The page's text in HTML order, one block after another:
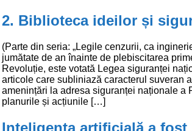
2. Biblioteca ideilor și
(Parte din seria: „Legile cenzurii, ca
jumătate de an înainte de plebiscitarea
Revoluție, este votată Legea siguranței
articole care subliniază caracterul suveran
amenințări la adresa siguranței naționale a
planurile și acțiunile […]
Inteligența artificială a fost